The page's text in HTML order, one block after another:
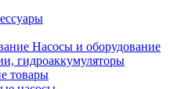
Насосы и оборудование
гидроаккумуляторы
товары